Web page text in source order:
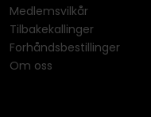
Medlemsvilkår
Tilbakekallinger
Forhåndsbestillinger
Om oss